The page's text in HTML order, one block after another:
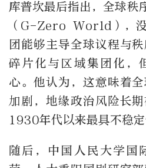
库普坎最后指出，全球秩
（ G-Zero World ），
团能够主导全球议程与
碎片化与区域集团化，
心。他认为，这意味着
加剧，地缘政治风险长
1930年代以来最具不稳定
随后，中国人民大学国